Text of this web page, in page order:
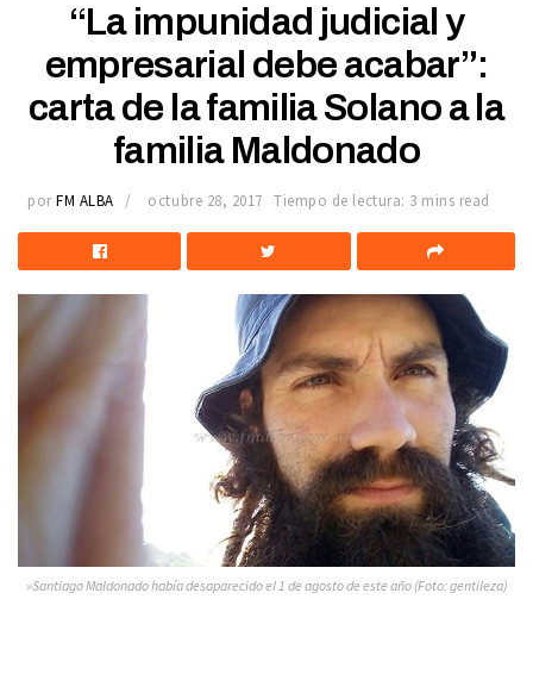
“La impunidad judicial y
empresarial debe acabar”:
carta de la familia Solano a la
familia Maldonado
por FM ALBA octubre 28, 2017 Tiempo de lectura: 3 mins read
»Santiago Maldonado había desaparecido el 1 de agosto de este año (Foto: gentileza)